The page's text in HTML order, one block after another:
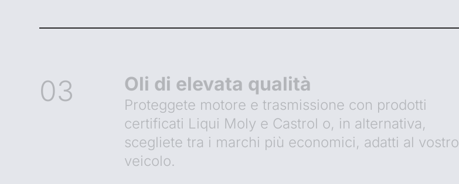
03 Oli di elevata qualità
Proteggete motore e trasmissione con prodotti
certificati Liqui Moly e Castrol o, in alternativa,
scegliete tra i marchi più economici, adatti al vostro
veicolo.